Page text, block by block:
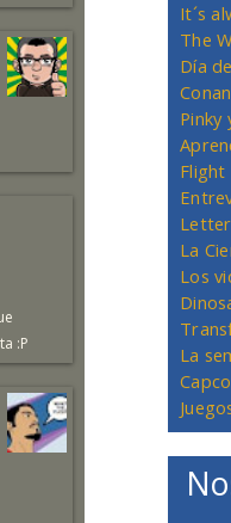
:P
It´s
The
Día
Pinky
La
Los
La